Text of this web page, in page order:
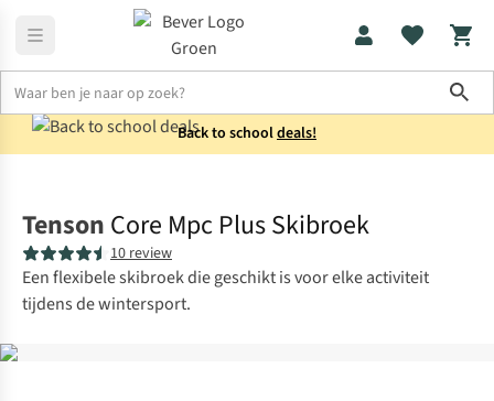
Back to schooldeals!
Tenson Core Mpc Plus Skibroek
10 review
Een flexibele skibroek die geschikt is voor elke activiteit
tijdens de wintersport.